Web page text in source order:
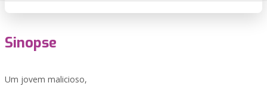
Sinopse
Um jovem malicioso,